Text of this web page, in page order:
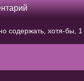
содержать, хотя-бы,